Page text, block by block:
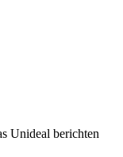
Unideal berichten